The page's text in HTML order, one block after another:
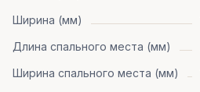
Ширина (мм)
Длина спального места (мм)
Ширина спального места (мм)